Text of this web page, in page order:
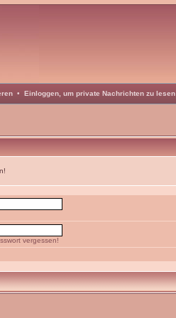
• Einloggen, um private Nachrichten zu lesen
vergessen!